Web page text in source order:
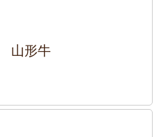
山形牛